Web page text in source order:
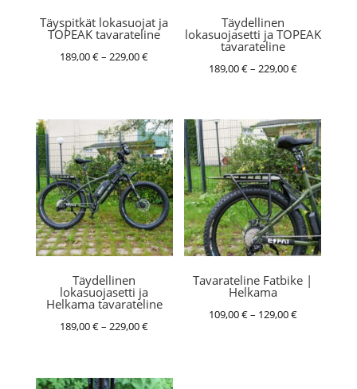
Täyspitkät lokasuojat ja
TOPEAK tavarateline
189,00€– 229,00€Hintaluokka:
229,00 €
Täydellinen
lokasuojasetti ja TOPEAK
tavarateline
189,00€– 229,00€Hintaluokka:
229,00 €
Täydellinen
lokasuojasetti ja
Helkama tavarateline
189,00€– 229,00€Hintaluokka:
Tavarateline Fatbike |
Helkama
109,00€– 129,00€Hintaluokka: